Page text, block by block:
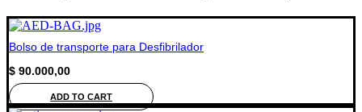
Bolso de transporte para Desfibrilador
$ 90.000,00
ADD TO CART